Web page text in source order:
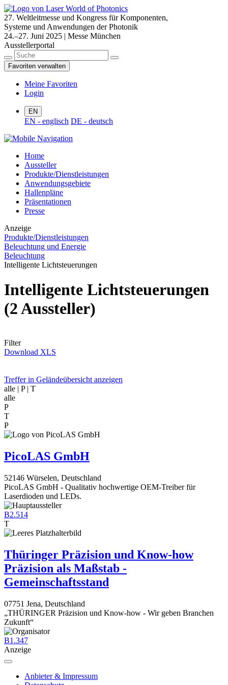
27. Weltleitmesse und Kongress für Komponenten,
Systeme und Anwendungen der Photonik
24.–27. Juni 2025 | Messe München
Ausstellerportal
Favoriten verwalten
Meine Favoriten
Login
EN
EN - englisch DE - deutsch
Home
Aussteller
Produkte/Dienstleistungen
Anwendungsgebiete
Hallenpläne
Präsentationen
Presse
Anzeige
Produkte/Dienstleistungen
Beleuchtung und Energie
Beleuchtung
Intelligente Lichtsteuerungen
Intelligente Lichtsteuerungen
(2 Aussteller)
Filter
Download XLS
Treffer in Geländeübersicht anzeigen
alle | P | T
alle
P
T
P
PicoLAS GmbH
52146 Würselen, Deutschland
PicoLAS GmbH - Qualitativ hochwertige OEM-Treiber für
Laserdioden und LEDs.
B2.514
T
Thüringer Präzision und Know-how
Präzision als Maßstab -
Gemeinschaftsstand
07751 Jena, Deutschland
„THÜRINGER Präzision und Know-how - Wir geben Branchen
Zukunft“
B1.347
Anzeige
Anbieter & Impressum